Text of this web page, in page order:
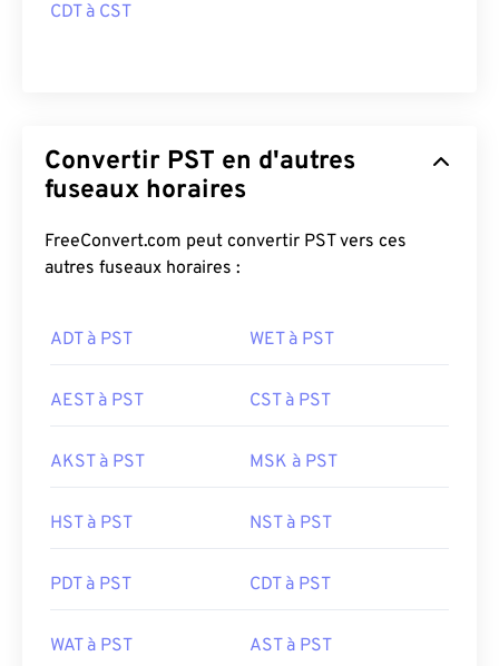
CDT à CST
Convertir PST en d'autres
fuseaux horaires
FreeConvert.com peut convertir PST vers ces
autres fuseaux horaires :
ADT à PST WET à PST
AEST à PST CST à PST
AKST à PST MSK à PST
HST à PST NST à PST
PDT à PST CDT à PST
WAT à PST AST à PST